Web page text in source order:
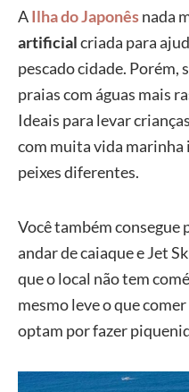
AIlha do Japonêsnada
artificialcriada para
pescado cidade. Porém,
praias com águas mais
Ideais para levar
com muita vida
peixes diferentes.
Você também consegue
andar de caiaque e Jet
que o local não tem
mesmo leve o que
optam por fazer